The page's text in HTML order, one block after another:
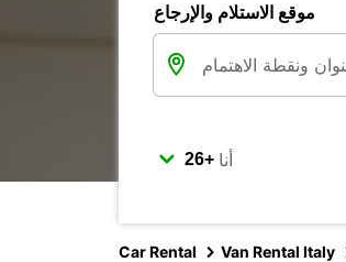
موقع الاستلام والإرجاع
أنا
Car Rental Van Rental Italy